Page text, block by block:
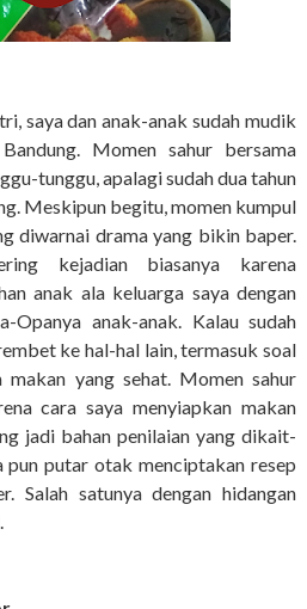
saya dan anak-anak sudah mudik
Momen sahur bersama
tunggu, apalagi sudah dua tahun
Meskipun begitu, momen kumpul
diwarnai drama yang bikin baper.
kejadian biasanya karena
anak ala keluarga saya dengan
Opanya anak-anak. Kalau sudah
ke hal-hal lain, termasuk soal
makan yang sehat. Momen sahur
cara saya menyiapkan makan
jadi bahan penilaian yang dikait-
pun putar otak menciptakan resep
Salah satunya dengan hidangan